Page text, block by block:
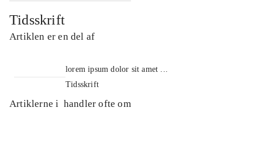
Tidsskrift
Artiklen er en del af
lorem ipsum dolor sit amet ...
Tidsskrift
Artiklerne i handler ofte om